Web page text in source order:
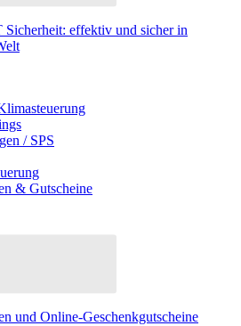
effektiv und sicher in
/ SPS
& Gutscheine
und Online-Geschenkgutscheine